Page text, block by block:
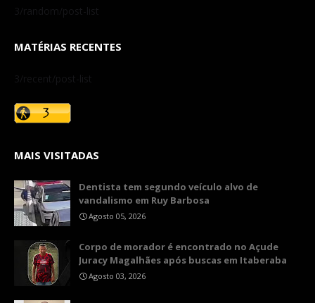
3/random/post-list
MATÉRIAS RECENTES
3/recent/post-list
MAIS VISITADAS
Dentista tem segundo veículo alvo de
vandalismo em Ruy Barbosa
Agosto 05, 2026
Corpo de morador é encontrado no Açude
Juracy Magalhães após buscas em Itaberaba
Agosto 03, 2026